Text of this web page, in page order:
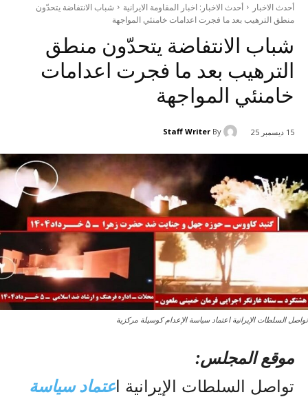
أحدث الاخبار أحدث الاخبار: اخبار المقاومة الايرانية
شباب الانتفاضة يتحدّون
منطق الترهيب بعد ما فجرت اعدامات خامنئي المواجهة
شباب الانتفاضة يتحدّون منطق
الترهيب بعد ما فجرت اعدامات
خامنئي المواجهة
15 ديسمبر 25 By
Staff Writer
تواصل السلطات الإيرانية اعتماد سياسة الإعدام كوسيلة مركزية
موقع المجلس:
تواصل السلطات الإيرانية اعتماد سياسة